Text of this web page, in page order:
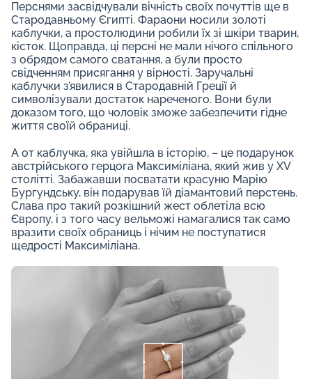
Перснями засвідчували вічність своїх почуттів ще в
Стародавньому Єгипті. Фараони носили золоті
каблучки, а простолюдини робили їх зі шкіри тварин,
кісток. Щоправда, ці персні не мали нічого спільного
з обрядом самого сватання, а були просто
свідченням присягання у вірності. Заручальні
каблучки з'явилися в Стародавній Греції й
символізували достаток нареченого. Вони були
доказом того, що чоловік зможе забезпечити гідне
життя своїй обраниці.
А от каблучка, яка увійшла в історію, – це подарунок
австрійського герцога Максиміліана, який жив у XV
столітті. Забажавши посватати красуню Марію
Бургундську, він подарував їй діамантовий перстень.
Слава про такий розкішний жест облетіла всю
Європу, і з того часу вельможі намагалися так само
вразити своїх обраниць і нічим не поступатися
щедрості Максиміліана.